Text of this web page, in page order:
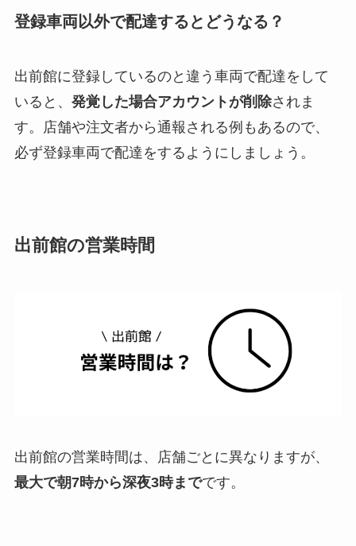
登録車両以外で配達するとどうなる？
出前館に登録しているのと違う車両で配達をして
いると、 発覚した場合アカウントが削除されま
す。店舗や注文者から通報される例もあるので、
必ず登録車両で配達をするようにしましょう。
出前館の営業時間
出前館の営業時間は、店舗ごとに異なりますが、
最大で朝7時から深夜3時までです。